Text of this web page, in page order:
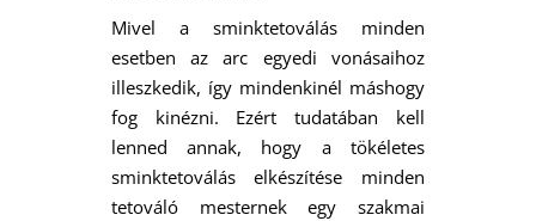
Mivel a sminktetoválás minden
esetben az arc egyedi vonásaihoz
illeszkedik, így mindenkinél máshogy
fog kinézni. Ezért tudatában kell
lenned annak, hogy a tökéletes
sminktetoválás elkészítése minden
tetováló mesternek egy szakmai